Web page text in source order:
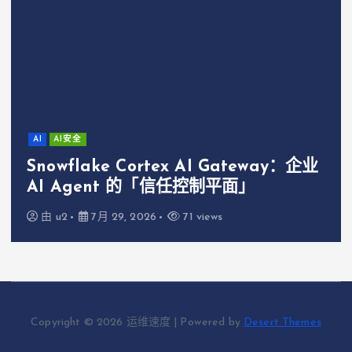
AI AI安全
Snowflake Cortex AI Gateway：企业
AI Agent 的「信任控制平面」
由 u2 7月 29, 2026 71 views
Copyright © 2026 运维速度 | Powered by Desert Themes